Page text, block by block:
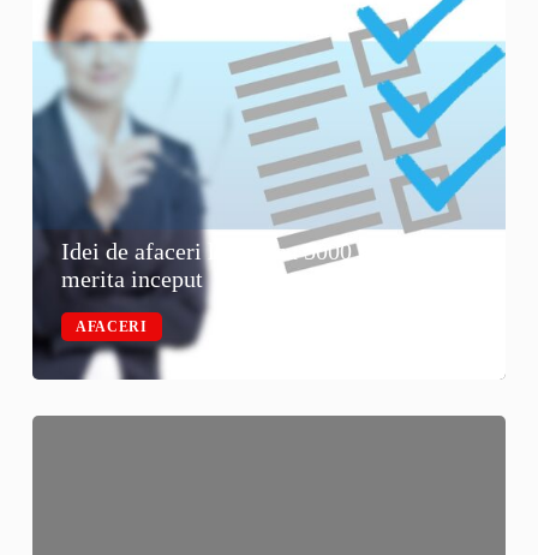
Idei de afaceri la tara cu 5000 de euro: ce
merita inceput
AFACERI